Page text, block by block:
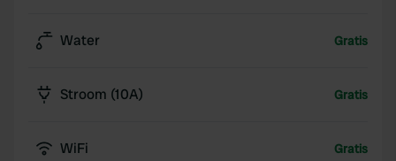
Water Gratis
Stroom (10A) Gratis
WiFi Gratis